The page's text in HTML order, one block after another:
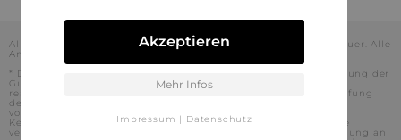
Alle Preise inkl. der jeweils geltenden gesetzlichen Mehrwertsteuer. Alle
Angaben ohne Gewähr.
* Die angezeigten Preise beinhalten Rabatte, die durch die Nutzung der
Gutschein-Codes auf den Seiten unserer Partner voraussichtlich
realisiert werden können. Stylaholic führt keine vollständige Prüfung
der Gutschein-Codes durch und es kann daher in Einzelfällen
vorkommen, dass die Gutscheine abweichend von unserem
Kenntnisstand bei dem jeweiligen Shop nicht oder nur teilweise
verwendet werden können. Darüber hinaus kann deren Verwendung an
Akzeptieren
Mehr Infos
Impressum | Datenschutz